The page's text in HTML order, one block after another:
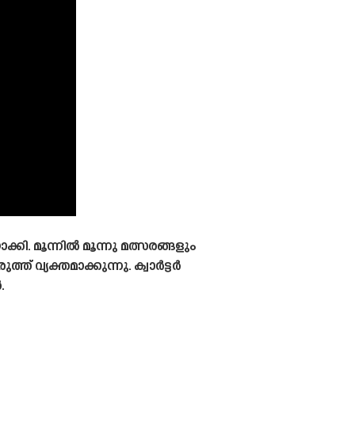
മൂന്നിൽ മൂന്നു മത്സരങ്ങളും
വ്യക്തമാക്കുന്നു. ക്വാർട്ടർ